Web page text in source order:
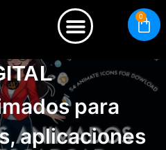
0
para
aplicaciones